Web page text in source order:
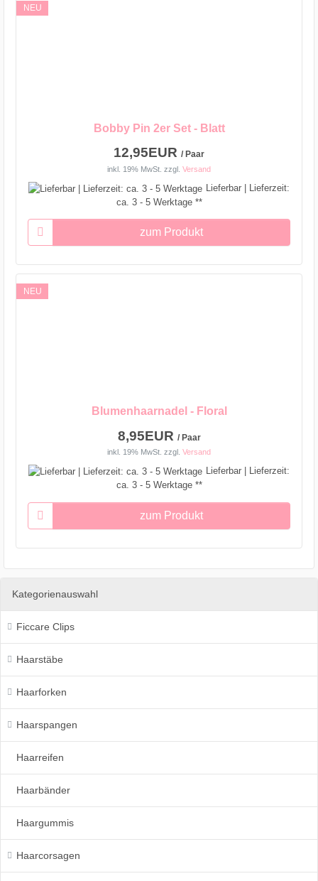
NEU
Bobby Pin 2er Set - Blatt
12,95EUR / Paar
inkl. 19% MwSt. zzgl. Versand
Lieferbar | Lieferzeit:
ca. 3 - 5 Werktage **
zum Produkt
NEU
Blumenhaarnadel - Floral
8,95EUR / Paar
inkl. 19% MwSt. zzgl. Versand
Lieferbar | Lieferzeit:
ca. 3 - 5 Werktage **
zum Produkt
Kategorienauswahl
Ficcare Clips
Haarstäbe
Haarforken
Haarspangen
Haarreifen
Haarbänder
Haargummis
Haarcorsagen